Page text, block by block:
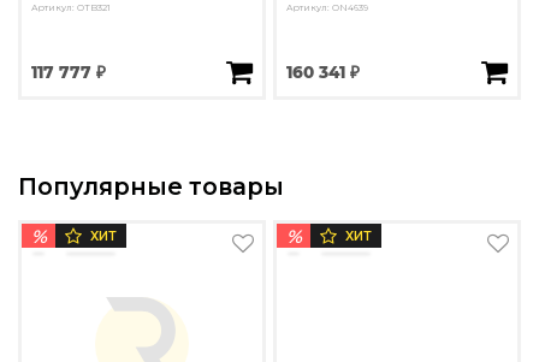
Артикул: OTB321
117 777 ₽
Артикул: ON4639
160 341 ₽
Популярные товары
% ХИТ % ХИТ